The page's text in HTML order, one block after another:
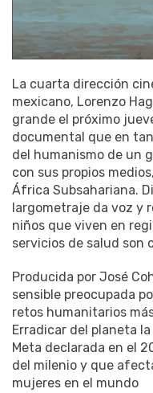
La cuarta dirección
mexicano, Lorenzo
grande el próximo
documental que en
del humanismo de un
con sus propios
África Subsahariana.
largometraje da voz y
niños que viven en
servicios de salud son
Producida por José
sensible preocupada
retos humanitarios
Erradicar del planeta
Meta declarada en el
del milenio y que
mujeres en el mundo